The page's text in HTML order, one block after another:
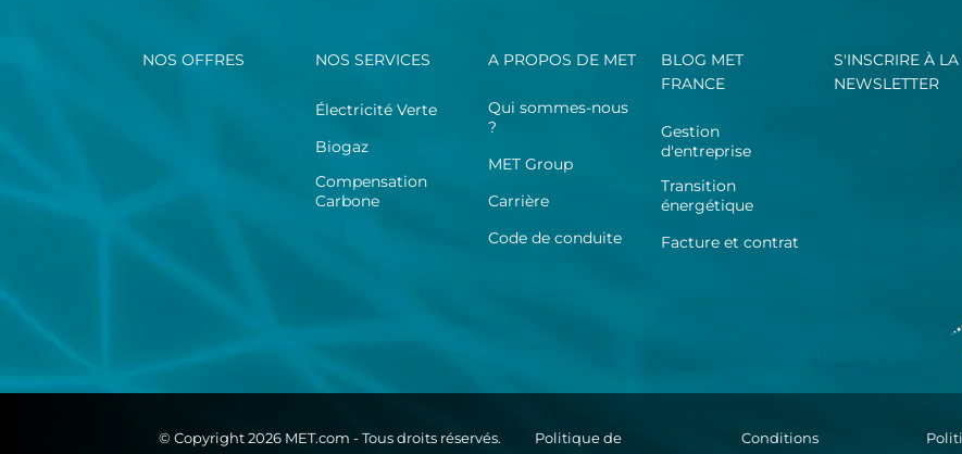
NOS OFFRES NOS SERVICES
Électricité Verte
Biogaz
Compensation
Carbone
A PROPOS DE MET
Qui sommes-nous
?
MET Group
Carrière
Code de conduite
BLOG MET
FRANCE
Gestion
d'entreprise
Transition
énergétique
Facture et contrat
S'INSCRIRE À LA
NEWSLETTER
Politique de
Conditions
© Copyright 2026 MET.com - Tous droits réservés.